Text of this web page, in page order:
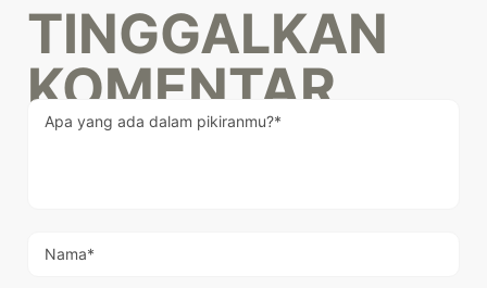
TINGGALKAN
KOMENTAR